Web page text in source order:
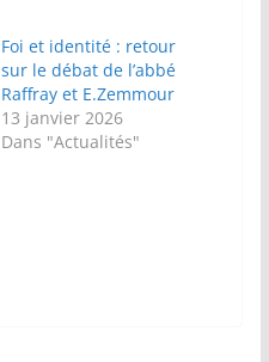
Foi et identité : retour
sur le débat de l’abbé
Raffray et E.Zemmour
13 janvier 2026
Dans "Actualités"